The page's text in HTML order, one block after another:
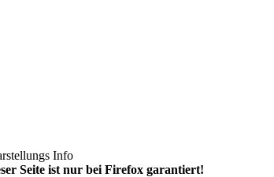
Info
Seite ist nur bei Firefox garantiert!